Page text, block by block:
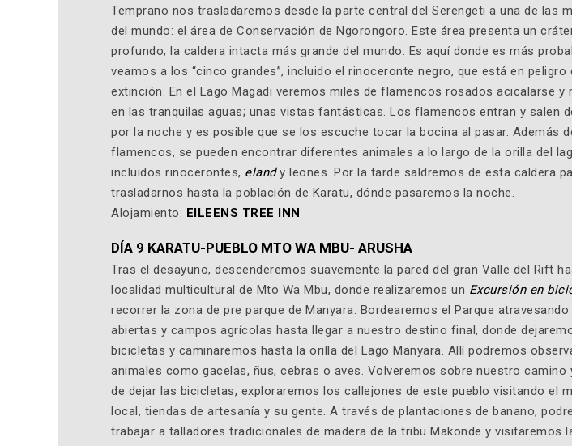
Temprano nos trasladaremos desde la parte central del Serengeti a una de las
del mundo: el área de Conservación de Ngorongoro. Este área presenta un
profundo; la caldera intacta más grande del mundo. Es aquí donde es más
veamos a los “cinco grandes”, incluido el rinoceronte negro, que está en peligro
extinción. En el Lago Magadi veremos miles de flamencos rosados acicalarse y
en las tranquilas aguas; unas vistas fantásticas. Los flamencos entran y salen
por la noche y es posible que se los escuche tocar la bocina al pasar. Además
flamencos, se pueden encontrar diferentes animales a lo largo de la orilla del
incluidos rinocerontes, elandy leones. Por la tarde saldremos de esta caldera
trasladarnos hasta la población de Karatu, dónde pasaremos la noche.
Alojamiento: EILEENS TREE INN
DÍA 9 KARATU-PUEBLO MTO WA MBU- ARUSHA
Tras el desayuno, descenderemos suavemente la pared del gran Valle del Rift
localidad multicultural de Mto Wa Mbu, donde realizaremos un Excursión en
recorrer la zona de pre parque de Manyara. Bordearemos el Parque
abiertas y campos agrícolas hasta llegar a nuestro destino final, donde
bicicletas y caminaremos hasta la orilla del Lago Manyara. Allí podremos
animales como gacelas, ñus, cebras o aves. Volveremos sobre nuestro camino
de dejar las bicicletas, exploraremos los callejones de este pueblo visitando el
local, tiendas de artesanía y su gente. A través de plantaciones de banano,
trabajar a talladores tradicionales de madera de la tribu Makonde y visitaremos